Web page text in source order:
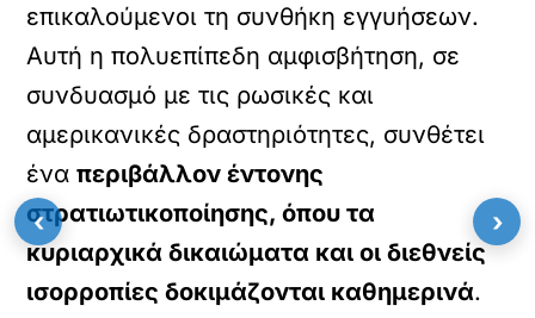
επικαλούμενοι τη συνθήκη εγγυήσεων.
Αυτή η πολυεπίπεδη αμφισβήτηση, σε
συνδυασμό με τις ρωσικές και
αμερικανικές δραστηριότητες, συνθέτει
έναπεριβάλλον έντονης
στρατιωτικοποίησης, όπου τα
κυριαρχικά δικαιώματα και οι διεθνείς
ισορροπίες δοκιμάζονται καθημερινά.
‹ ›